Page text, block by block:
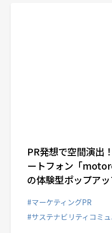
#マーケティングPR
#サステナビリティコミ
PR発想で空間演出
ートフォン「
の体験型ポップア